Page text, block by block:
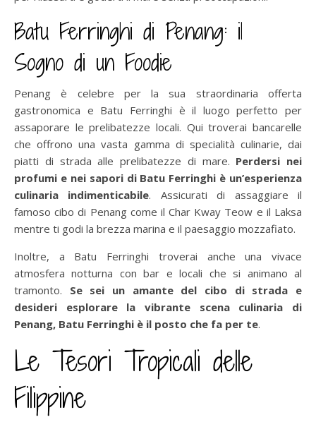
Batu Ferringhi di Penang: il
Sogno di un Foodie
Penang è celebre per la sua straordinaria offerta
gastronomica e Batu Ferringhi è il luogo perfetto per
assaporare le prelibatezze locali. Qui troverai bancarelle
che offrono una vasta gamma di specialità culinarie, dai
piatti di strada alle prelibatezze di mare. Perdersi nei
profumi e nei sapori di Batu Ferringhi è un’esperienza
culinaria indimenticabile. Assicurati di assaggiare il
famoso cibo di Penang come il Char Kway Teow e il Laksa
mentre ti godi la brezza marina e il paesaggio mozzafiato.
Inoltre, a Batu Ferringhi troverai anche una vivace
atmosfera notturna con bar e locali che si animano al
tramonto. Se sei un amante del cibo di strada e
desideri esplorare la vibrante scena culinaria di
Penang, Batu Ferringhi è il posto che fa per te.
Le Tesori Tropicali delle
Filippine